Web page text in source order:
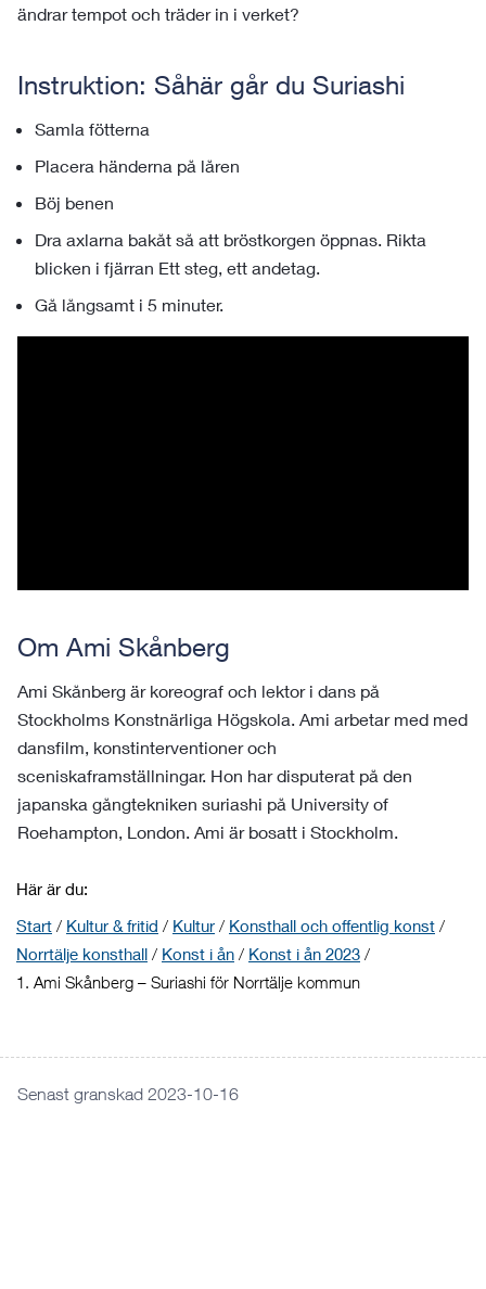
ändrar tempot och träder in i verket?
Instruktion: Såhär går du Suriashi
Samla fötterna
Placera händerna på låren
Böj benen
Dra axlarna bakåt så att bröstkorgen öppnas. Rikta
blicken i fjärran Ett steg, ett andetag.
Gå långsamt i 5 minuter.
Om Ami Skånberg
Ami Skånberg är koreograf och lektor i dans på
Stockholms Konstnärliga Högskola. Ami arbetar med med
dansfilm, konstinterventioner och
sceniskaframställningar. Hon har disputerat på den
japanska gångtekniken suriashi på University of
Roehampton, London. Ami är bosatt i Stockholm.
Här är du:
Start / Kultur & fritid / Kultur / Konsthall och offentlig konst /
Norrtälje konsthall / Konst i ån / Konst i ån 2023 /
1. Ami Skånberg – Suriashi för Norrtälje kommun
Senast granskad 2023-10-16